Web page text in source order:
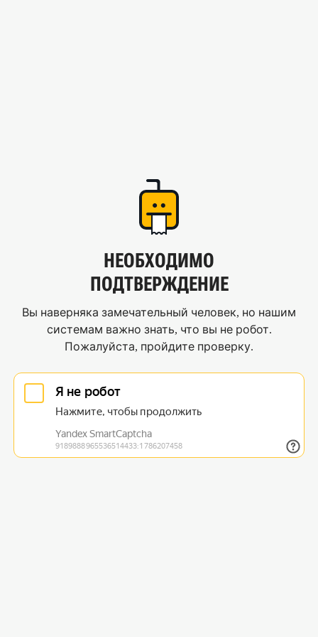
НЕОБХОДИМО
ПОДТВЕРЖДЕНИЕ
Вы наверняка замечательный человек, но нашим
системам важно знать, что вы не робот.
Пожалуйста, пройдите проверку.